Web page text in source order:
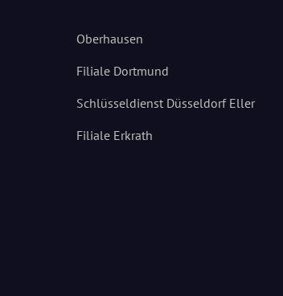
Oberhausen
Filiale Dortmund
Schlüsseldienst Düsseldorf Eller
Filiale Erkrath